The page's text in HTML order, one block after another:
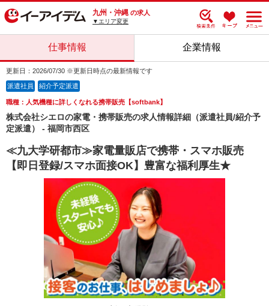
九州・沖縄 の求人
▼エリア変更
仕事情報 企業情報
更新日：2026/07/30 ※更新日時点の最新情報です
派遣社員 紹介予定派遣
職種：人気機種に詳しくなれる携帯販売【softbank】
株式会社シエロの家電・携帯販売の求人情報詳細（派遣社員/紹介予
定派遣） - 福岡市西区
≪九大学研都市≫家電量販店で携帯・スマホ販売
【即日登録/スマホ面接OK】豊富な福利厚生★